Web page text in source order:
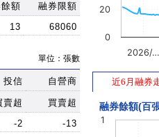
額
融券限額
13 68060
單位：張數
投信 自營商
賣超
買賣超
-2
-13
2026/
0
20
近6月融券
融券餘額(百
1